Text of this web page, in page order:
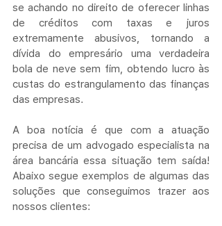
se achando no direito de oferecer linhas
de créditos com taxas e juros
extremamente abusivos, tornando a
dívida do empresário uma verdadeira
bola de neve sem fim, obtendo lucro às
custas do estrangulamento das finanças
das empresas.
A boa notícia é que com a atuação
precisa de um advogado especialista na
área bancária essa situação tem saída!
Abaixo segue exemplos de algumas das
soluções que conseguimos trazer aos
nossos clientes: